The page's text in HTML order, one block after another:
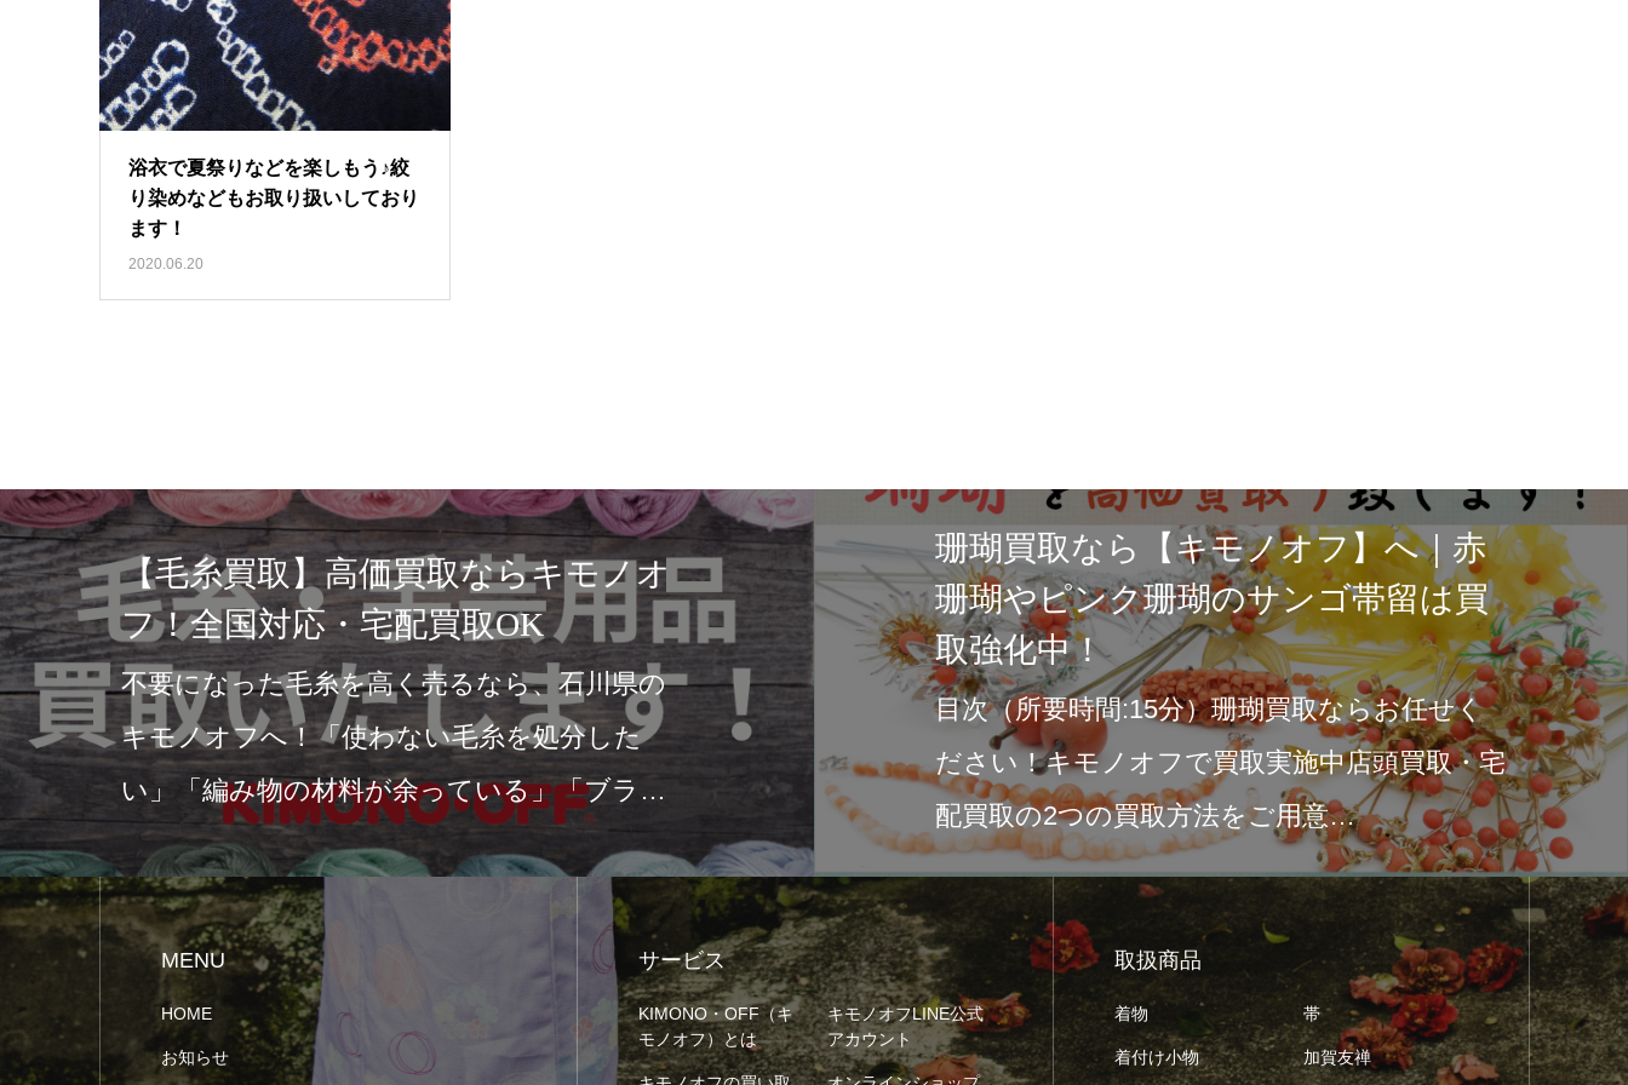
浴衣で夏祭りなどを楽しもう♪絞
り染めなどもお取り扱いしており
ます！
2020.06.20
モノオフ】へ｜赤
のサンゴ帯留は買
珊瑚買取ならお任せく
買取実施中店頭買取・宅
をご用意…
石川県の着物専門店キモノオフで素
敵な着物を手に入れよう
みなさん、こんにちは！石川県には風情あふ
れる文化と伝統が息づいています。その中で
も、着物は特に美しさと歴史を感じさせる日
本の伝統文化です。…
ウールの着物
す！買取対象
きます！
目次『ウール着物
着物を次の人へ宅
売却しましょう！
MENU
HOME
お知らせ
サービス
KIMONO・OFF（キ
モノオフ）とは
キモノオフLINE公式
アカウント
取扱商品
着物 帯
着付け小物 加賀友禅